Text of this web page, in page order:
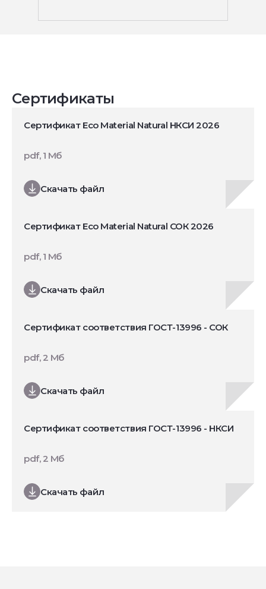
Сертификаты
Сертификат Eco Material Natural НКСИ 2026
Скачать файл
pdf, 1 Мб
Сертификат Eco Material Natural СОК 2026
Скачать файл
pdf, 1 Мб
Сертификат соответствия ГОСТ-13996 - СОК
Скачать файл
pdf, 2 Мб
Сертификат соответствия ГОСТ-13996 - НКСИ
Скачать файл
pdf, 2 Мб